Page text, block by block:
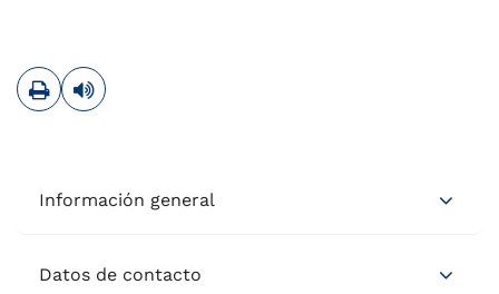
ImprimirLeer contenido
Información general
Datos de contacto